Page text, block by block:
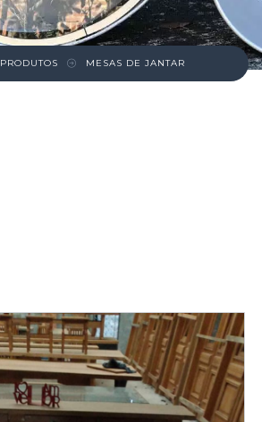
PRODUTOS MESAS DE JANTAR